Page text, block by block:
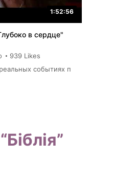
1:52:56
в сердце"
939 Likes
событиях п